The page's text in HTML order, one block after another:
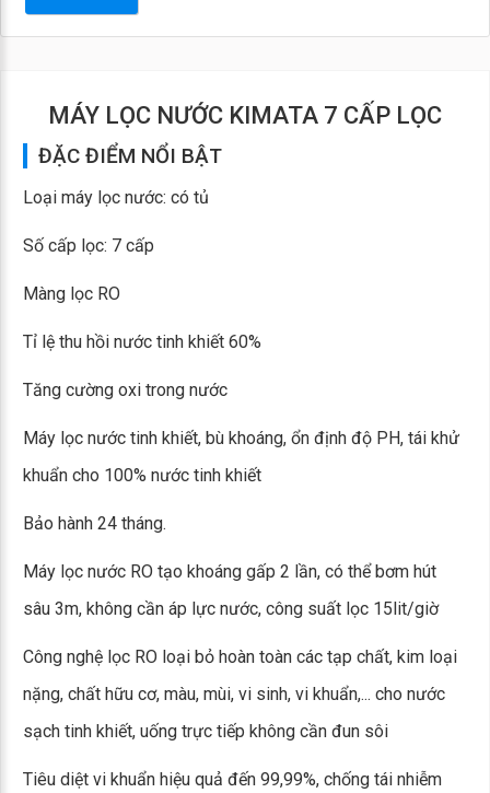
MÁY LỌC NƯỚC KIMATA 7 CẤP LỌC
ĐẶC ĐIỂM NỔI BẬT
Loại máy lọc nước: có tủ
Số cấp lọc: 7 cấp
Màng lọc RO
Tỉ lệ thu hồi nước tinh khiết 60%
Tăng cường oxi trong nước
Máy lọc nước tinh khiết, bù khoáng, ổn định độ PH, tái khử
khuẩn cho 100% nước tinh khiết
Bảo hành 24 tháng.
Máy lọc nước RO tạo khoáng gấp 2 lần, có thể bơm hút
sâu 3m, không cần áp lực nước, công suất lọc 15lit/giờ
Công nghệ lọc RO loại bỏ hoàn toàn các tạp chất, kim loại
nặng, chất hữu cơ, màu, mùi, vi sinh, vi khuẩn,... cho nước
sạch tinh khiết, uống trực tiếp không cần đun sôi
Tiêu diệt vi khuẩn hiệu quả đến 99,99%, chống tái nhiễm